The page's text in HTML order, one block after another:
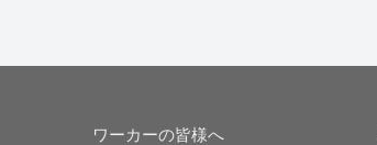
ワーカーの皆様へ